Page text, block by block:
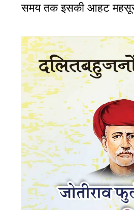
समय तक इसकी आहट महसूस